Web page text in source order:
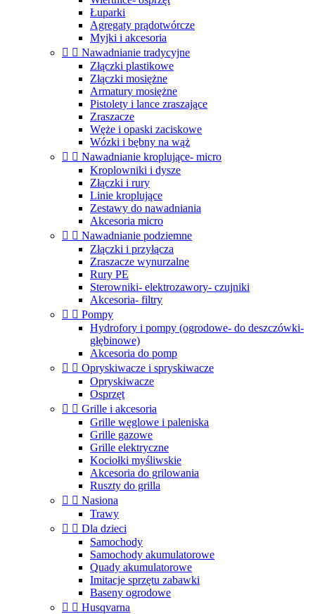
Łuparki
Agregaty prądotwórcze
Myjki i akcesoria
  Nawadnianie tradycyjne
Złączki plastikowe
Złączki mosiężne
Armatury mosiężne
Pistolety i lance zraszające
Zraszacze
Węże i opaski zaciskowe
Wózki i bębny na wąż
  Nawadnianie kroplujące- micro
Kroplowniki i dysze
Złączki i rury
Linie kroplujące
Zestawy do nawadniania
Akcesoria micro
  Nawadnianie podziemne
Złączki i przyłącza
Zraszacze wynurzalne
Rury PE
Sterowniki- elektrozawory- czujniki
Akcesoria- filtry
  Pompy
Hydrofory i pompy (ogrodowe- do deszczówki-
głębinowe)
Akcesoria do pomp
  Opryskiwacze i spryskiwacze
Opryskiwacze
Osprzęt
  Grille i akcesoria
Grille węglowe i paleniska
Grille gazowe
Grille elektryczne
Kociołki myśliwskie
Akcesoria do grilowania
Ruszty do grilla
  Nasiona
Trawy
  Dla dzieci
Samochody
Samochody akumulatorowe
Quady akumulatorowe
Imitacje sprzętu zabawki
Baseny ogrodowe
  Husqvarna